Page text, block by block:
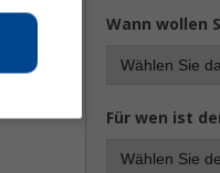
Wann wollen
Für wen ist